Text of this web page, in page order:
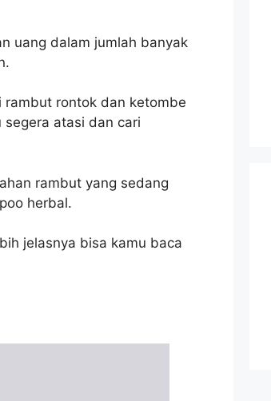
uang dalam jumlah banyak
rontok dan ketombe
atasi dan cari
rambut yang sedang
herbal.
jelasnya bisa kamu baca